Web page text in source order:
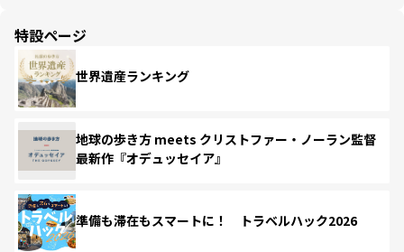
特設ページ
世界遺産ランキング
地球の歩き方 meets クリストファー・ノーラン監督
最新作『オデュッセイア』
準備も滞在もスマートに！ トラベルハック2026